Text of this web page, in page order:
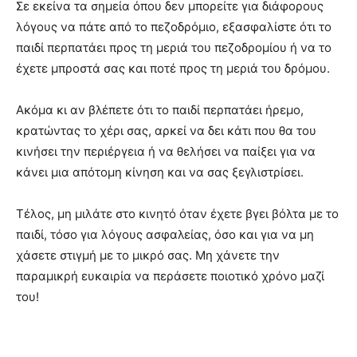
Σε εκείνα τα σημεία όπου δεν μπορείτε για διάφορους
λόγους να πάτε από το πεζοδρόμιο, εξασφαλίστε ότι το
παιδί περπατάει προς τη μεριά του πεζοδρομίου ή να το
έχετε μπροστά σας και ποτέ προς τη μεριά του δρόμου.
Ακόμα κι αν βλέπετε ότι το παιδί περπατάει ήρεμο,
κρατώντας το χέρι σας, αρκεί να δει κάτι που θα του
κινήσει την περιέργεια ή να θελήσει να παίξει για να
κάνει μια απότομη κίνηση και να σας ξεγλιστρίσει.
Τέλος, μη μιλάτε στο κινητό όταν έχετε βγει βόλτα με το
παιδί, τόσο για λόγους ασφαλείας, όσο και για να μη
χάσετε στιγμή με το μικρό σας. Μη χάνετε την
παραμικρή ευκαιρία να περάσετε ποιοτικό χρόνο μαζί
του!